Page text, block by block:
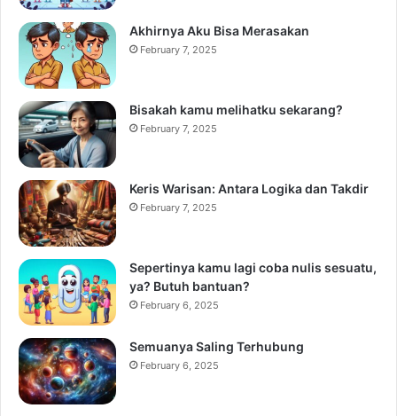
Akhirnya Aku Bisa Merasakan
February 7, 2025
Bisakah kamu melihatku sekarang?
February 7, 2025
Keris Warisan: Antara Logika dan Takdir
February 7, 2025
Sepertinya kamu lagi coba nulis sesuatu,
ya? Butuh bantuan?
February 6, 2025
Semuanya Saling Terhubung
February 6, 2025